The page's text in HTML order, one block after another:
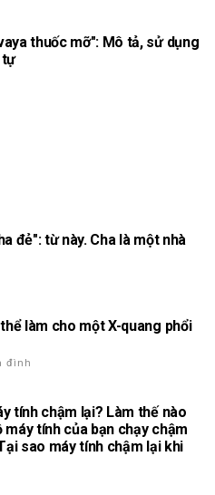
thuốc mỡ": Mô tả, sử dụng
đẻ": từ này. Cha là một nhà
làm cho một X-quang phổi
đình
tính chậm lại? Làm thế nào
tính của bạn chạy chậm
sao máy tính chậm lại khi